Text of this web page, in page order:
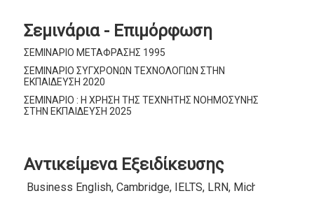
Σεμινάρια - Επιμόρφωση
ΣΕΜΙΝΑΡΙΟ ΜΕΤΑΦΡΑΣΗΣ 1995
ΣΕΜΙΝΑΡΙΟ ΣΥΓΧΡΟΝΩΝ ΤΕΧΝΟΛΟΓΙΩΝ ΣΤΗΝ
ΕΚΠΑΙΔΕΥΣΗ 2020
ΣΕΜΙΝΑΡΙΟ : Η ΧΡΗΣΗ ΤΗΣ ΤΕΧΝΗΤΗΣ ΝΟΗΜΟΣΥΝΗΣ
ΣΤΗΝ ΕΚΠΑΙΔΕΥΣΗ 2025
Αντικείμενα Εξειδίκευσης
Business English, Cambridge, IELTS, LRN, Michigan,